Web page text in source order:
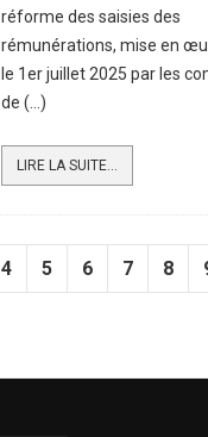
réforme des saisies des
rémunérations, mise en
le 1er juillet 2025 par les
de (...)
LIRE LA SUITE...
4 5 6 7 8